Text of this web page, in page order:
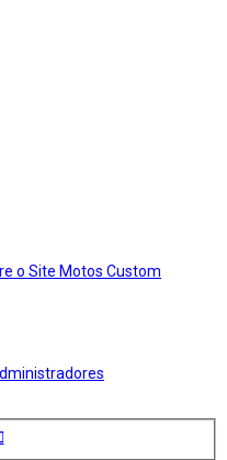
o Site Motos Custom
Pesquisa